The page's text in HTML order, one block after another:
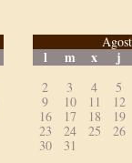
l m x j
2
3 4 5
9
10 11 12
16
17 18 19
23
24 25 26
30
31